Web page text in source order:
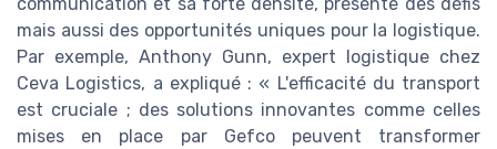
mais aussi des opportunités uniques pour la logistique.
Par exemple, Anthony Gunn, expert logistique chez
Ceva Logistics, a expliqué : « L'efficacité du transport
est cruciale ; des solutions innovantes comme celles
mises en place par Gefco peuvent transformer